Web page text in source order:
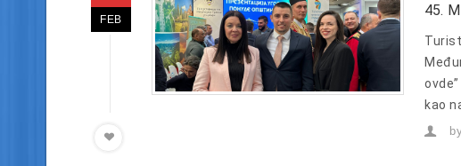
FEB
45.
kao